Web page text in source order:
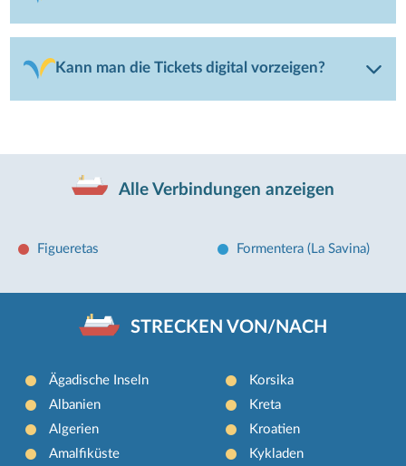
Kann man die Tickets digital vorzeigen?
Alle Verbindungen anzeigen
Figueretas Formentera (La Savina)
STRECKEN VON/NACH
Ägadische Inseln
Albanien
Algerien
Amalfiküste
Korsika
Kreta
Kroatien
Kykladen